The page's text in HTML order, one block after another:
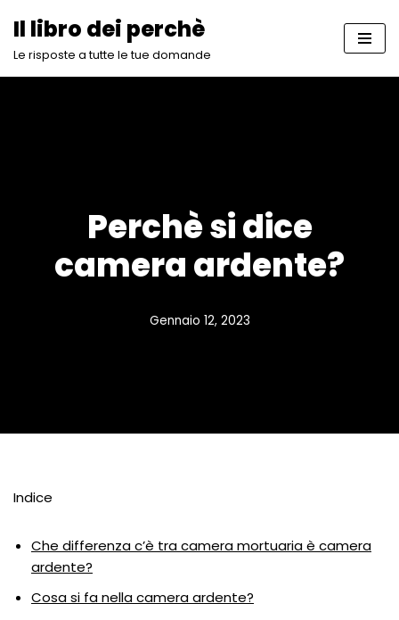
Vai
Il libro dei perchè
Le risposte a tutte le tue domande
Perchè si dice
camera ardente?
Gennaio 12, 2023
Indice
Che differenza c’è tra camera mortuaria è camera
ardente?
Cosa si fa nella camera ardente?